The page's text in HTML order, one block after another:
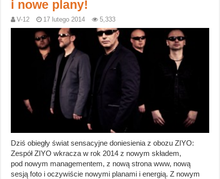
i nowe plany!
V-12 17 lutego 2014 5,333
Dziś obiegły świat sensacyjne doniesienia z obozu ZIYO:
Zespół ZIYO wkracza w rok 2014 z nowym składem,
pod nowym managementem, z nową strona www, nową
sesją foto i oczywiście nowymi planami i energią. Z nowym